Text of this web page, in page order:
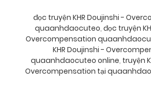
đọc truyện KHR Doujinshi -
quaanhdaocuteo, đọc truyện
Overcompensation
KHR Doujinshi -
quaanhdaocuteo online, truyện
Overcompensation tại